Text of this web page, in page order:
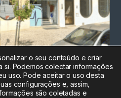
para a rede fixa
212
o seu conteúdo e criar
si. Podemos colectar informações
uso. Pode aceitar o uso desta
configurações e, assim,
são coletadas e